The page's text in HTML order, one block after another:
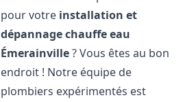
pour votre installation et
dépannage chauffe eau
Émerainville? Vous êtes au bon
endroit ! Notre équipe de
plombiers expérimentés est